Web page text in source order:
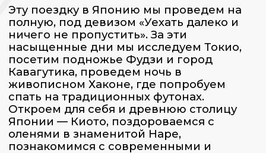
Откроем для себя и древнюю столицу
Японии — Киото, поздороваемся с
оленями в знаменитой Наре,
познакомимся с современными и
историческими контрастами Осаки, а в
свободное время при желании сможем
отправиться воплощать детскую мечту в
парк Universal!
27 ноября - 6 декабря
Забронировать